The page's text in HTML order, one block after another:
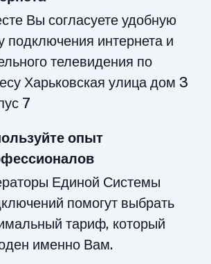
Вы согласуете удобную
подключения интернета и
телевидения по
Харьковская улица дом 3
7
опыт
Единой Системы
помогут выбрать
тариф, который
именно Вам.